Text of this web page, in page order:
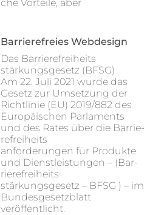
che Vor­tei­le, aber
Bar­rie­re­frei­es Webdesign
Das Bar­rie­re­frei­heits
stär­kungs­ge­setz (BFSG)
Am 22. Juli 2021 wur­de das
Gesetz zur Umset­zung der
Richt­li­nie (EU) 2019/882 des
Euro­päi­schen Par­la­ments
und des Rates über die Bar­rie­
re­frei­heits
anfor­de­run­gen für Pro­duk­te
und Dienst­lei­stun­gen – (Bar­
rie­re­frei­heits
stär­kungs­ge­setz – BFSG ) – im
Bun­des­ge­setz­blatt
veröffentlicht.